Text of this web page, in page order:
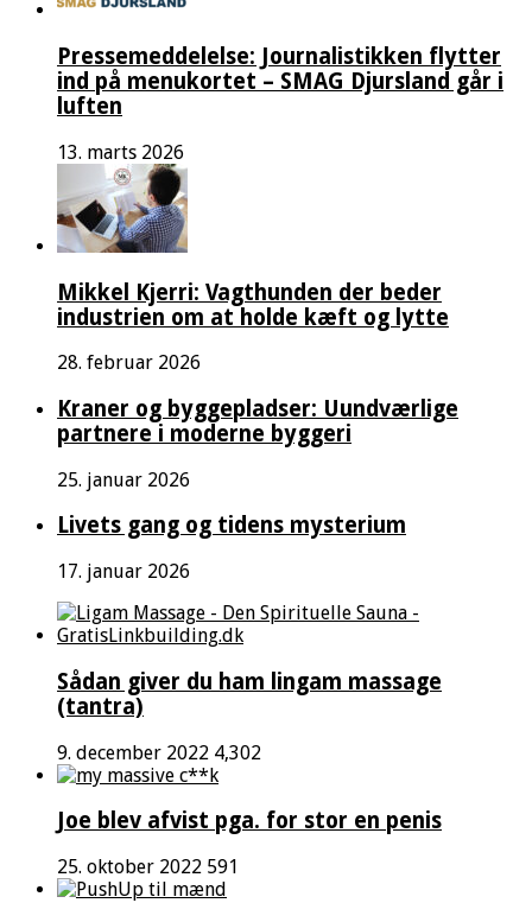
Pressemeddelelse: Journalistikken flytter
ind på menukortet – SMAG Djursland går i
luften
13. marts 2026
Mikkel Kjerri: Vagthunden der beder
industrien om at holde kæft og lytte
28. februar 2026
Kraner og byggepladser: Uundværlige
partnere i moderne byggeri
25. januar 2026
Livets gang og tidens mysterium
17. januar 2026
Sådan giver du ham lingam massage
(tantra)
9. december 2022 4,302
Joe blev afvist pga. for stor en penis
25. oktober 2022 591